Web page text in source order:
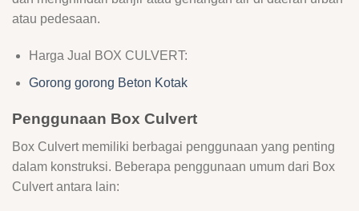
atau pedesaan.
Harga Jual BOX CULVERT:
Gorong gorong Beton Kotak
Penggunaan Box Culvert
Box Culvert memiliki berbagai penggunaan yang penting
dalam konstruksi. Beberapa penggunaan umum dari Box
Culvert antara lain: